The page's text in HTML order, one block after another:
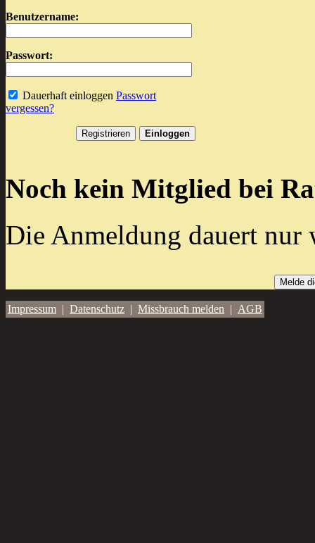
Benutzername:
Passwort:
Dauerhaft einloggen Passwort
vergessen?
Noch kein Mitglied bei
Die Anmeldung dauert
Melde
Impressum | Datenschutz | Missbrauch melden | AGB